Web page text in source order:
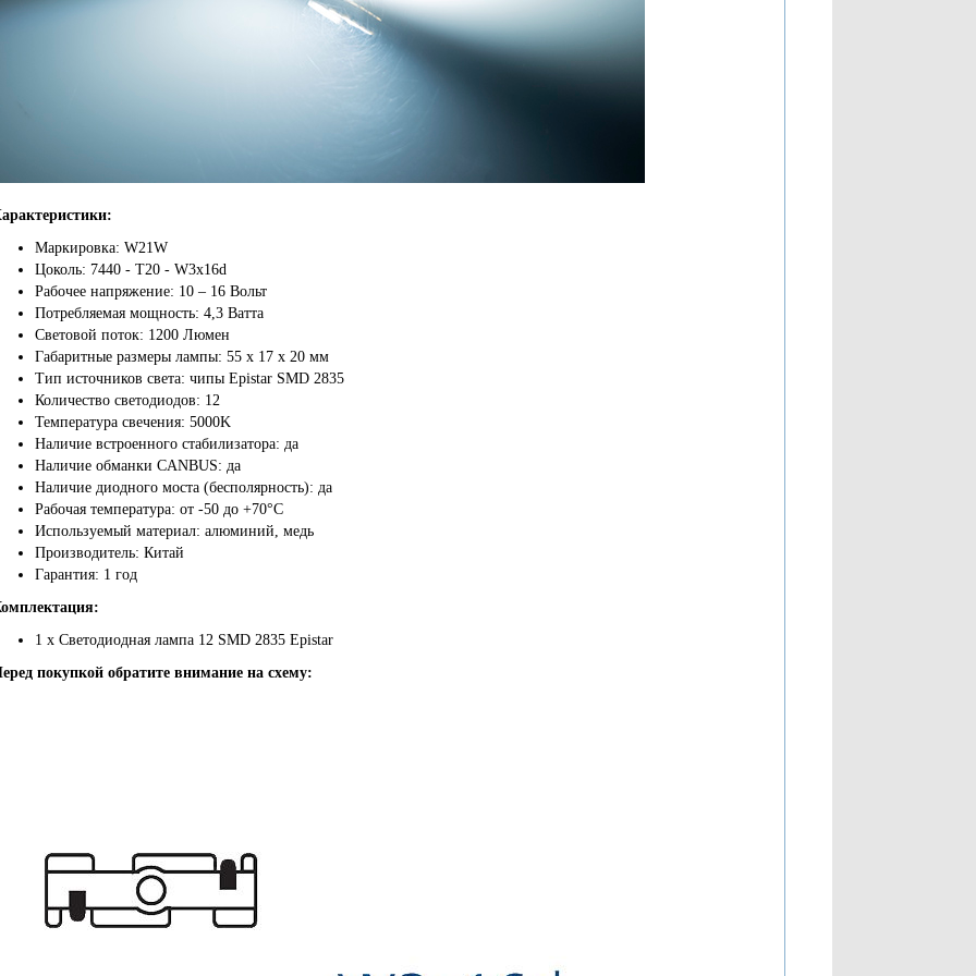
Маркировка: W21W
Цоколь: 7440 - T20 - W3x16d
Рабочее напряжение: 10 – 16 Вольт
Потребляемая мощность: 4,3 Ватта
Световой поток: 1200 Люмен
Габаритные размеры лампы: 55 x 17 х 20 мм
Тип источников света: чипы Epistar SMD 2835
Количество светодиодов: 12
Температура свечения: 5000K
Наличие встроенного стабилизатора: да
Наличие обманки CANBUS: да
Наличие диодного моста (бесполярность): да
Рабочая температура: от -50 до +70°С
Используемый материал: алюминий, медь
Производитель: Китай
Гарантия: 1 год
1 х Светодиодная лампа 12 SMD 2835 Epistar
покупкой обратите внимание на схему: